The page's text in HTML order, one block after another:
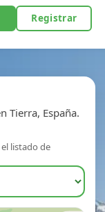
Registrar
Tierra, España.
listado de